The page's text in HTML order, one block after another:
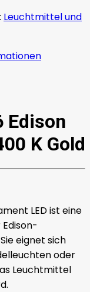
Leuchtmittel und
Edison
K Gold
LED ist eine
eignet sich
oder
Leuchtmittel